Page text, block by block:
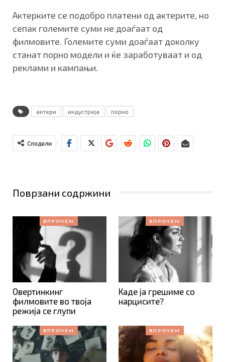
Актерките се подобро платени од актерите, но
сепак големите суми не доаѓаат од
филмовите. Големите суми доаѓаат доколку
станат порно модели и ќе заработуваат и од
реклами и кампањи.
актери индустрија порно
Сподели
Поврзани содржини
ВПРОЧЕМ
Овертинкинг
филмовите во твоја
режија се глупи
ВПРОЧЕМ
Каде ја грешиме со
нарцисите?
ВПРОЧЕМ ВПРОЧЕМ